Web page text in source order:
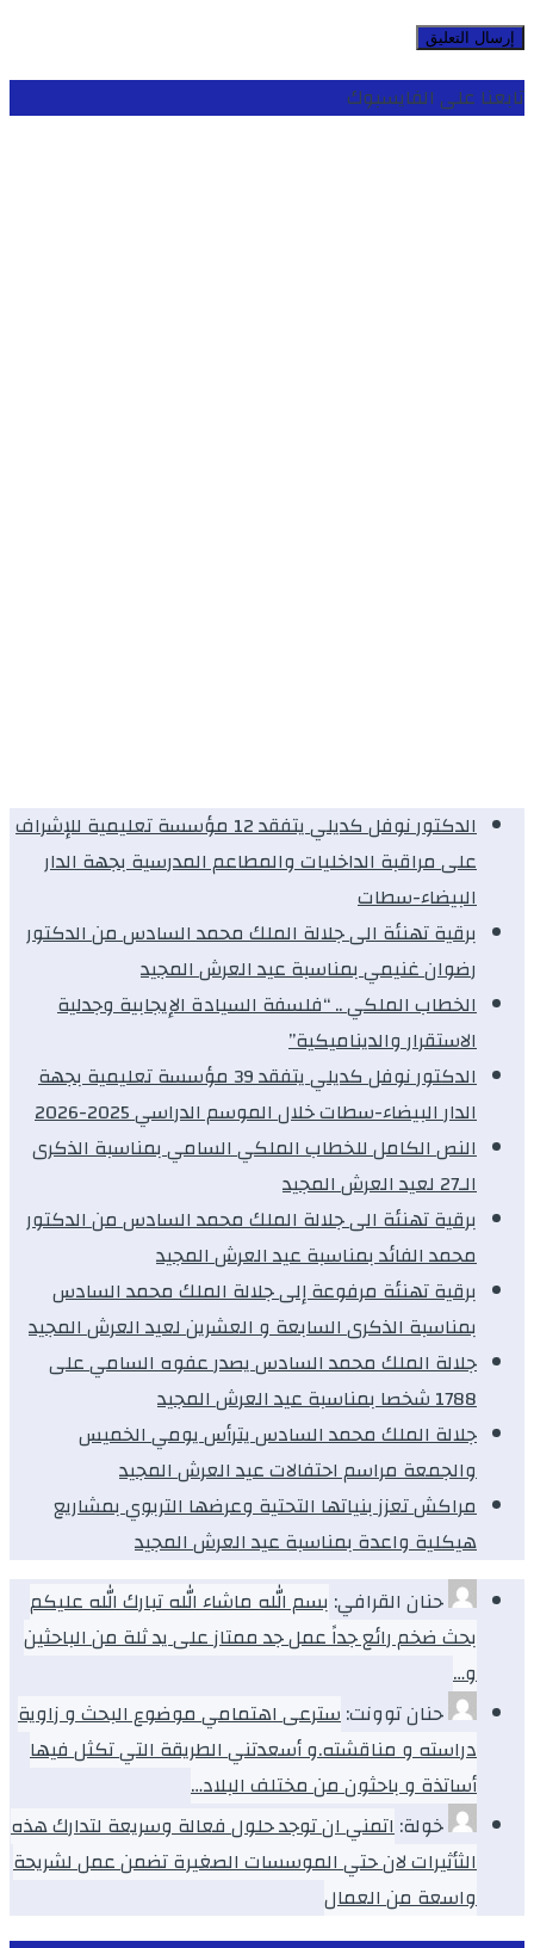
تابعنا على الفايسبوك
الدكتور نوفل كديلي يتفقد 12 مؤسسة تعليمية للإشراف
على مراقبة الداخليات والمطاعم المدرسية بجهة الدار
البيضاء-سطات
برقية تهنئة الى جلالة الملك محمد السادس من الدكتور
رضوان غنيمي بمناسبة عيد العرش المجيد
الخطاب الملكي .. “فلسفة السيادة الإيجابية وجدلية
الاستقرار والديناميكية”
الدكتور نوفل كديلي يتفقد 39 مؤسسة تعليمية بجهة
الدار البيضاء-سطات خلال الموسم الدراسي 2025-2026
النص الكامل للخطاب الملكي السامي بمناسبة الذكرى
الـ27 لعيد العرش المجيد
برقية تهنئة الى جلالة الملك محمد السادس من الدكتور
محمد الفائد بمناسبة عيد العرش المجيد
برقية تهنئة مرفوعة إلى جلالة الملك محمد السادس
بمناسبة الذكرى السابعة و العشرين لعيد العرش المجيد
جلالة الملك محمد السادس يصدر عفوه السامي على
1788 شخصا بمناسبة عيد العرش المجيد
جلالة الملك محمد السادس يترأس يومي الخميس
والجمعة مراسم احتفالات عيد العرش المجيد
مراكش تعزز بنياتها التحتية وعرضها التربوي بمشاريع
هيكلية واعدة بمناسبة عيد العرش المجيد
حنان القرافي: بسم الله ماشاء الله تبارك الله عليكم
بحث ضخم رائع جداً عمل جد ممتاز على يد ثلة من الباحثين
و…
حنان توونت:سترعى اهتمامي موضوع البحث و زاوية
دراسته و مناقشته.و أسعدتني الطريقة التي تكثل فيها
أساتذة و باحثون من مختلف البلاد…
خولة:اتمني ان توجد حلول فعالة وسريعة لتدارك هذه
الثأثيرات لان حتي الموسسات الصغيرة تضمن عمل لشريحة
واسعة من العمال